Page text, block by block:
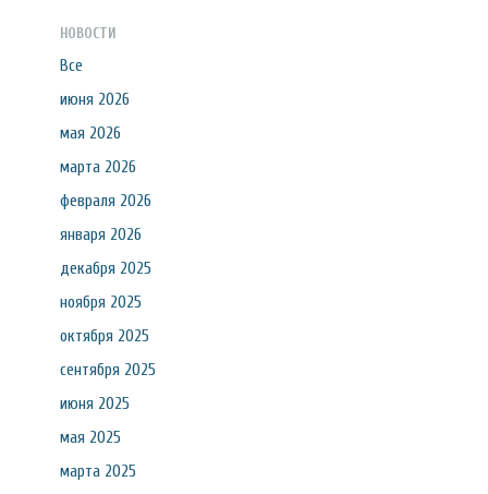
НОВОСТИ
Все
июня 2026
мая 2026
марта 2026
февраля 2026
января 2026
декабря 2025
ноября 2025
октября 2025
сентября 2025
июня 2025
мая 2025
марта 2025